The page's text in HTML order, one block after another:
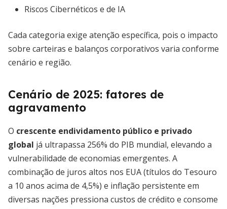
Riscos Cibernéticos e de IA
Cada categoria exige atenção específica, pois o impacto
sobre carteiras e balanços corporativos varia conforme
cenário e região.
Cenário de 2025: fatores de
agravamento
O crescente endividamento público e privado
global já ultrapassa 256% do PIB mundial, elevando a
vulnerabilidade de economias emergentes. A
combinação de juros altos nos EUA (títulos do Tesouro
a 10 anos acima de 4,5%) e inflação persistente em
diversas nações pressiona custos de crédito e consome